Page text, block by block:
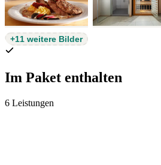
+11 weitere Bilder
Im Paket enthalten
6 Leistungen